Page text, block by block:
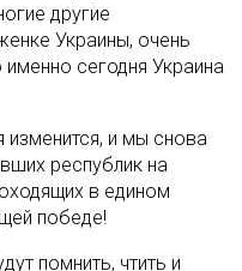
другие
Украины, очень
сегодня Украина
изменится, и мы снова
республик на
в едином
победе!
помнить, чтить и